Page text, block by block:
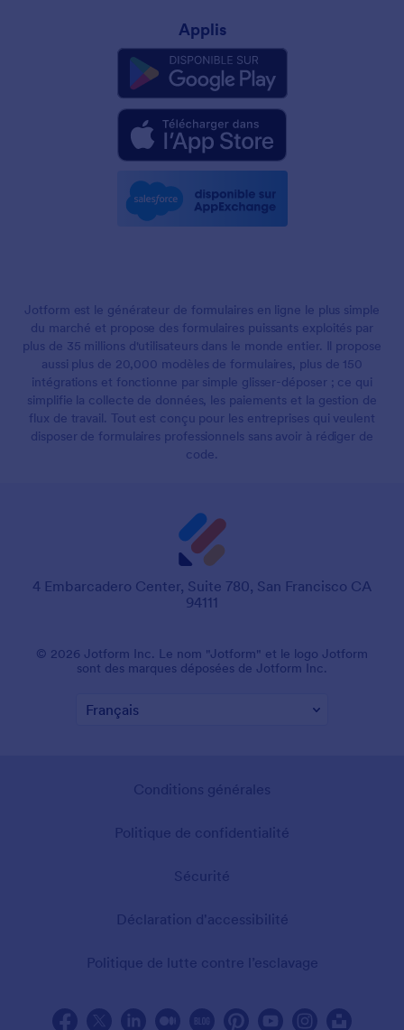
Applis
Jotform est le générateur de formulaires en ligne le plus simple
du marché et propose des formulaires puissants exploités par
plus de 35 millions d'utilisateurs dans le monde entier. Il propose
aussi plus de 20,000 modèles de formulaires, plus de 150
intégrations et fonctionne par simple glisser-déposer ; ce qui
simplifie la collecte de données, les paiements et la gestion de
flux de travail. Tout est conçu pour les entreprises qui veulent
disposer de formulaires professionnels sans avoir à rédiger de
code.
4 Embarcadero Center, Suite 780, San Francisco CA
94111
© 2026 Jotform Inc. Le nom "Jotform" et le logo Jotform
sont des marques déposées de Jotform Inc.
Conditions générales
Politique de confidentialité
Sécurité
Déclaration d'accessibilité
Politique de lutte contre l’esclavage